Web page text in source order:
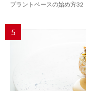
プラントベースの始め方32
5